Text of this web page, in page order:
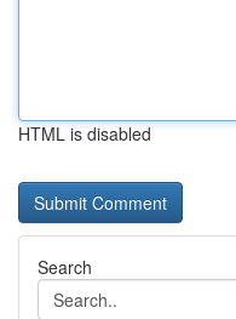
HTML is disabled
Search